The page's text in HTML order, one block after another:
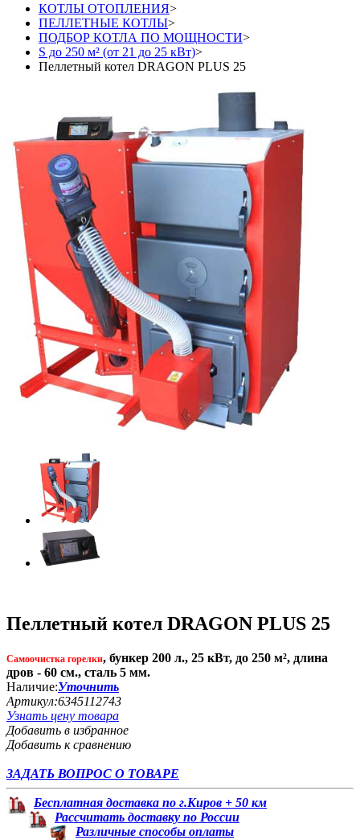
КОТЛЫ ОТОПЛЕНИЯ>
ПЕЛЛЕТНЫЕ КОТЛЫ>
ПОДБОР КОТЛА ПО МОЩНОСТИ>
S до 250 м² (от 21 до 25 кВт)>
Пеллетный котел DRAGON PLUS 25
Пеллетный котел DRAGON PLUS 25
Самоочистка горелки, бункер 200 л., 25 кВт, до 250 м², длина
дров - 60 см., сталь 5 мм.
Наличие:Уточнить
Артикул:6345112743
Узнать цену товара
Добавить в избранное
Добавить к сравнению
ЗАДАТЬ ВОПРОС О ТОВАРЕ
Бесплатная доставка по г.Киров + 50 км
Рассчитать доставку по России
Различные способы оплаты